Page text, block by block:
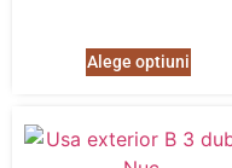
Alege optiuni